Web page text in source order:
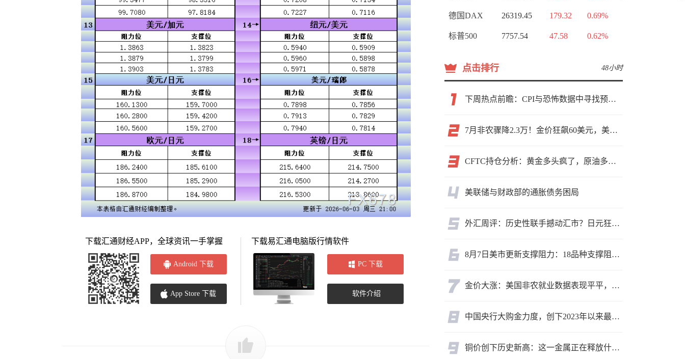
下载汇通财经APP，全球资讯一手掌握
Android 下载
App Store 下载
下载易汇通电脑版行情软件
PC 下载
软件介绍
德国DAX 26319.45 179.32 0.69%
标普500 7757.54 47.58 0.62%
点击排行 48小时
下周热点前瞻：CPI与恐怖数据中寻找预期差
7月非农骤降2.3万！金价狂飙60美元，美联储9月加息预期瞬间崩塌
CFTC持仓分析：黄金多头疯了，原油多头跑了，日元空头投降了！
美联储与财政部的通胀债务困局
外汇周评：历史性联手撼动汇市？日元狂飙后回调，非农意外爆冷，美元刷新七周低点
8月7日美市更新支撑阻力：18品种支撑阻力(金银铂钯原油天然气铜及十大货币对)
金价大涨：美国非农就业数据表现平平，美联储加息预期遭重创
中国央行大购金力度，创下2023年以来最大月度购金规模
铜价创下历史新高：这一金属正在释放什么信号